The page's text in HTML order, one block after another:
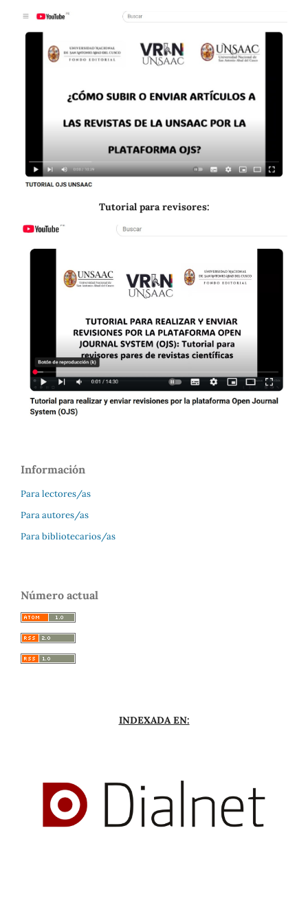
Tutorial para revisores:
Información
Para lectores/as
Para autores/as
Para bibliotecarios/as
Número actual
INDEXADA EN: